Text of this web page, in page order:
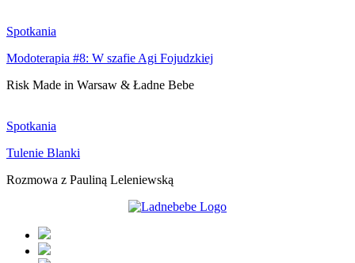
Spotkania
Modoterapia #8: W szafie Agi Fojudzkiej
Risk Made in Warsaw & Ładne Bebe
Spotkania
Tulenie Blanki
Rozmowa z Pauliną Leleniewską